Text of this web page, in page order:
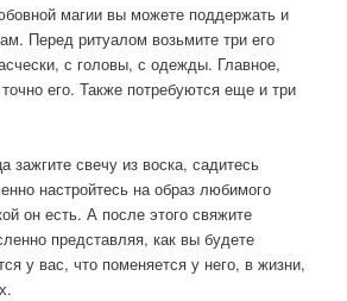
магии вы можете поддержать и
Перед ритуалом возьмите три его
с головы, с одежды. Главное,
его. Также потребуются еще и три
зажгите свечу из воска, садитесь
настройтесь на образ любимого
он есть. А после этого свяжите
представляя, как вы будете
у вас, что поменяется у него, в жизни,